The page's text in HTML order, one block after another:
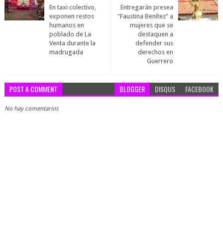
Entregarán presea
"Faustina Benítez" a
mujeres que se
destaquen a
defender sus
derechos en
Guerrero
En taxi colectivo,
exponen restos
humanos en
poblado de La
Venta durante la
madrugada
POST A COMMENT BLOGGER DISQUS FACEBOOK
No hay comentarios